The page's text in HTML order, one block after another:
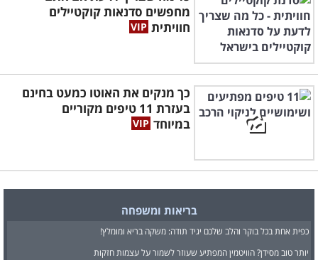
מחפשים סדנאות קוקטיילים
חוויתית
כך מנקים את האוטו כמעט בחינם
בעזרת 11 טיפים מקוריים
במיוחד
בריאות ומשפחה
כפית אחת בכל בוקר והלב שלכם יגיד תודה: משקה בריא ומומלץ!
יותר טוב מסידן? הוויטמין המפתיע שעוזר לשמור על עצמות חזקות